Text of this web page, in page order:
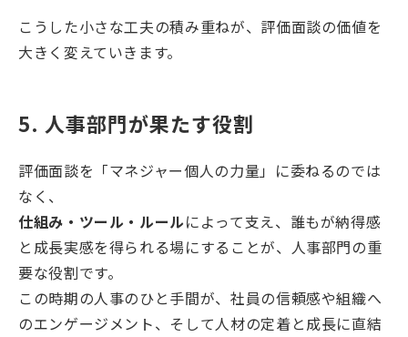
こうした小さな工夫の積み重ねが、評価面談の価値を
大きく変えていきます。
5. 人事部門が果たす役割
評価面談を「マネジャー個人の力量」に委ねるのでは
なく、
仕組み・ツール・ルールによって支え、誰もが納得感
と成長実感を得られる場にすることが、人事部門の重
要な役割です。
この時期の人事のひと手間が、社員の信頼感や組織へ
のエンゲージメント、そして人材の定着と成長に直結